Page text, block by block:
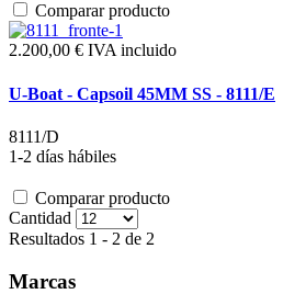
Comparar producto
2.200,00 € IVA incluido
U-Boat - Capsoil 45MM SS - 8111/E
8111/D
1-2 días hábiles
Comparar producto
Cantidad
Resultados 1 - 2 de 2
Marcas